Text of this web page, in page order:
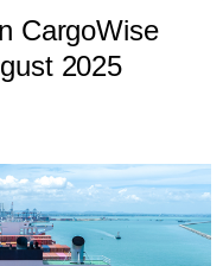
CargoWise
2025